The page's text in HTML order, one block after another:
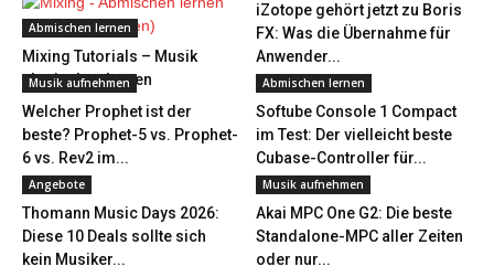
Abmischen lernen
Mixing Tutorials – Musik
abmischen lernen
iZotope gehört jetzt zu Boris
FX: Was die Übernahme für
Anwender...
Musik aufnehmen
Welcher Prophet ist der
beste? Prophet-5 vs. Prophet-
6 vs. Rev2 im...
Abmischen lernen
Softube Console 1 Compact
im Test: Der vielleicht beste
Cubase-Controller für...
Angebote
Thomann Music Days 2026:
Diese 10 Deals sollte sich
kein Musiker...
Musik aufnehmen
Akai MPC One G2: Die beste
Standalone-MPC aller Zeiten
oder nur...